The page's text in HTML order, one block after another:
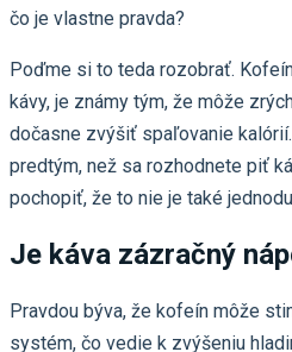
čo je vlastne pravda?
Poďme si to teda rozobrať.
kávy, je známy tým, že môže
dočasne zvýšiť spaľovanie
predtým, než sa rozhodnete piť
pochopiť, že to nie je také
Je káva zázračný
Pravdou býva, že kofeín môže
systém, čo vedie k zvýšeniu